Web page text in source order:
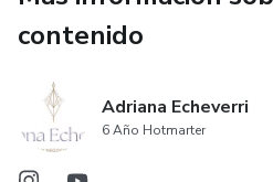
1. Diagnóstico Inicial
2. Plan de trabajo personalizado
contenido
Adriana Echeverri
6 Año Hotmarter